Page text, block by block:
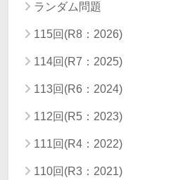
ランダム問題
115回(R8：2026)
114回(R7：2025)
113回(R6：2024)
112回(R5：2023)
111回(R4：2022)
110回(R3：2021)